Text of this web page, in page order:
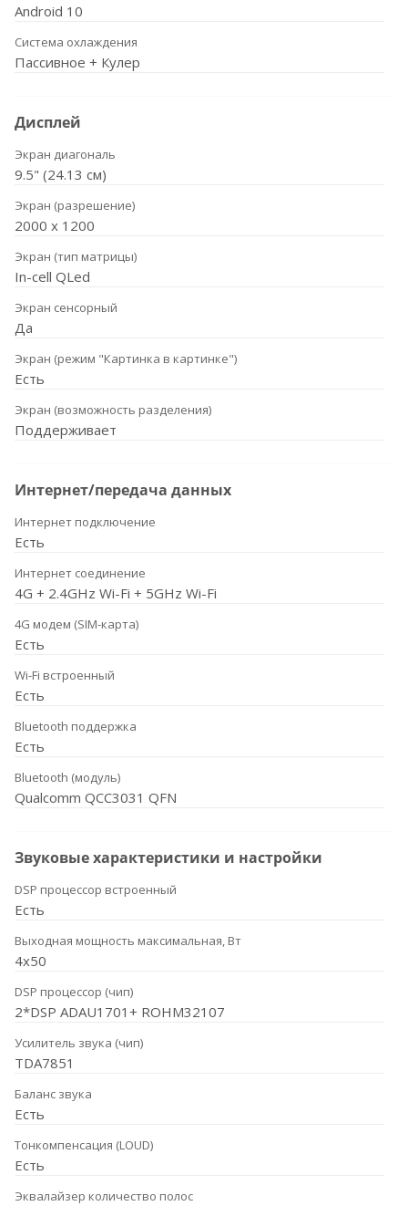
Android 10
Система охлаждения
Пассивное + Кулер
Дисплей
Экран диагональ
9.5" (24.13 см)
Экран (разрешение)
2000 x 1200
Экран (тип матрицы)
In-cell QLed
Экран сенсорный
Да
Экран (режим "Картинка в картинке")
Есть
Экран (возможность разделения)
Поддерживает
Интернет/передача данных
Интернет подключение
Есть
Интернет соединение
4G + 2.4GHz Wi-Fi + 5GHz Wi-Fi
4G модем (SIM-карта)
Есть
Wi-Fi встроенный
Есть
Bluetooth поддержка
Есть
Bluetooth (модуль)
Qualcomm QCC3031 QFN
Звуковые характеристики и настройки
DSP процессор встроенный
Есть
Выходная мощность максимальная, Вт
4x50
DSP процессор (чип)
2*DSP ADAU1701+ ROHM32107
Усилитель звука (чип)
TDA7851
Баланс звука
Есть
Тонкомпенсация (LOUD)
Есть
Эквалайзер количество полос